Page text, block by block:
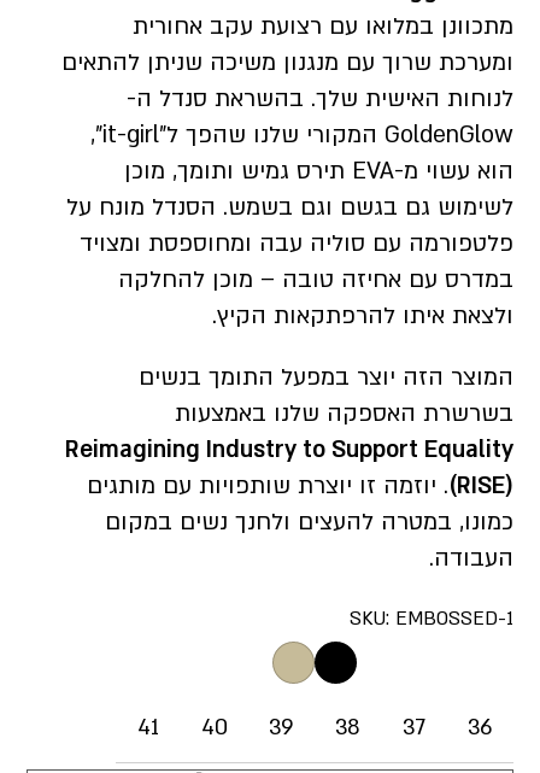
מתכוונן במלואו עם רצועת עקב אחורית
ומערכת שרוך עם מנגנון משיכה שניתן להתאים
לנוחות האישית שלך. בהשראת סנדל ה-
GoldenGlow המקורי שלנו שהפך ל”it-girl”,
הוא עשוי מ-EVA תירס גמיש ותומך, מוכן
לשימוש גם בגשם וגם בשמש. הסנדל מונח על
פלטפורמה עם סוליה עבה ומחוספסת ומצויד
במדרס עם אחיזה טובה – מוכן להחלקה
ולצאת איתו להרפתקאות הקיץ.
המוצר הזה יוצר במפעל התומך בנשים
בשרשרת האספקה שלנו באמצעות
Reimagining Industry to Support Equality
(RISE). יוזמה זו יוצרת שותפויות עם מותגים
כמונו, במטרה להעצים ולחנך נשים במקום
העבודה.
SKU: EMBOSSED-1
36
37
38
39
40
41